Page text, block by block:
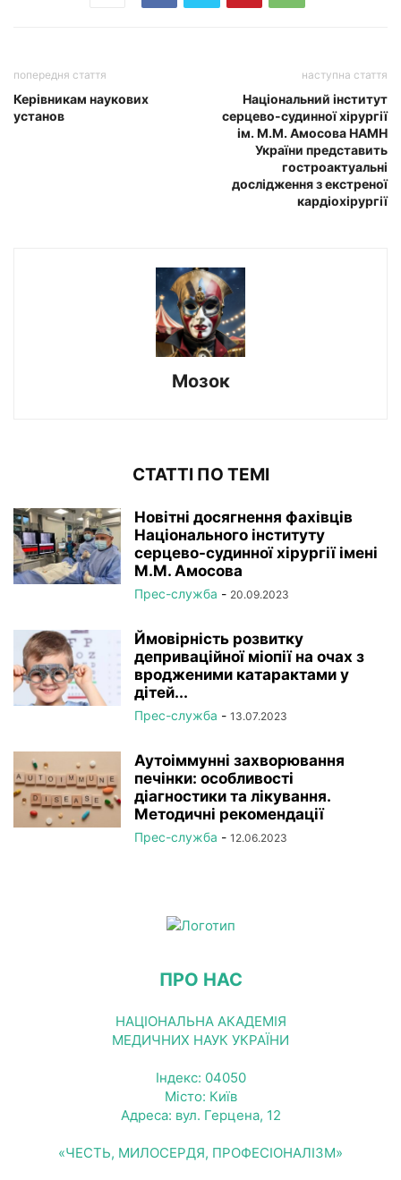
попередня стаття
Керівникам наукових
установ
наступна стаття
Національний інститут
серцево-судинної хірургії
ім. М.М. Амосова НАМН
України представить
гостроактуальні
дослідження з екстреної
кардіохірургії
Мозок
СТАТТІ ПО ТЕМІ
Новітні досягнення фахівців
Національного інституту
серцево-судинної хірургії імeні
М.М. Амосова
Прес-служба - 20.09.2023
Ймовірність розвитку
деприваційної міопії на очах з
вродженими катарактами у
дітей...
Прес-служба - 13.07.2023
Аутоіммунні захворювання
печінки: особливості
діагностики та лікування.
Методичні рекомендації
Прес-служба - 12.06.2023
ПРО НАС
НАЦІОНАЛЬНА АКАДЕМІЯ
МЕДИЧНИХ НАУК УКРАЇНИ
Індекс: 04050
Місто: Київ
Адреса: вул. Герцена, 12
«ЧЕСТЬ, МИЛОСЕРДЯ, ПРОФЕСІОНАЛІЗМ»